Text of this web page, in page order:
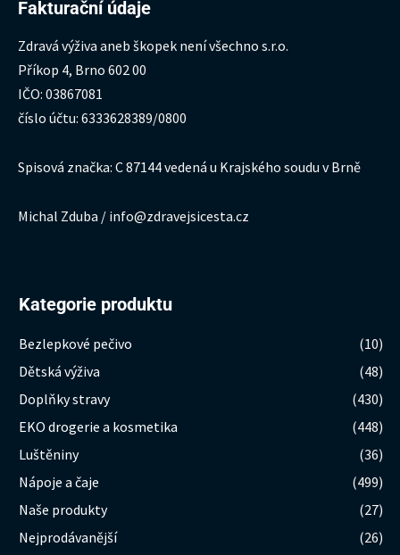
Fakturační údaje
Zdravá výživa aneb škopek není všechno s.r.o.
Příkop 4, Brno 602 00
IČO: 03867081
číslo účtu: 6333628389/0800
Spisová značka: C 87144 vedená u Krajského soudu v Brně
Michal Zduba / info@zdravejsicesta.cz
Kategorie produktu
Bezlepkové pečivo
(10)
Dětská výživa
(48)
Doplňky stravy
(430)
EKO drogerie a kosmetika
(448)
Luštěniny
(36)
Nápoje a čaje
(499)
Naše produkty
(27)
Nejprodávanější
(26)